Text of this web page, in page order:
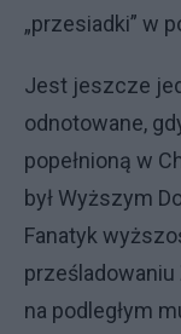
„przesiadki” w
Jest jeszcze
odnotowane,
popełnioną w
był Wyższym
Fanatyk
prześladowaniu
na podległym